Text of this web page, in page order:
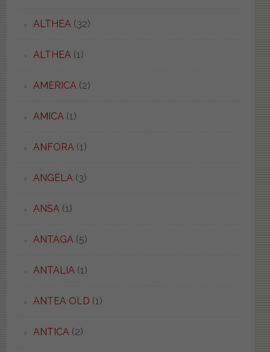
ALTHEA(32)
ALTHEA(1)
AMERICA(2)
AMICA(1)
ANFORA(1)
ANGELA(3)
ANSA(1)
ANTAGA(5)
ANTALIA(1)
ANTEA OLD (1)
ANTICA(2)